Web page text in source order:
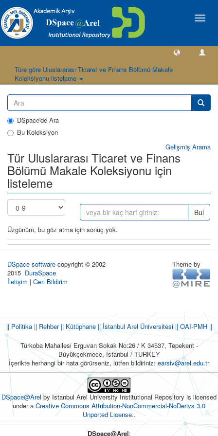
Geçiş
Türe göre Uluslararası Ticaret ve Finans Bölümü Makale
Koleksiyonu listeleme
DSpace'de Ara
Bu Koleksiyon
Gelişmiş Arama
Tür Uluslararası Ticaret ve Finans
Bölümü Makale Koleksiyonu için
listeleme
Bul
Üzgünüm, bu göz atma için sonuç yok.
DSpace software copyright © 2002-
2015 DuraSpace
İletişim | Geri Bildirim
Theme by
|| Politika|| Rehber|| Kütüphane|| İstanbul Arel Üniversitesi ||OAI-PMH ||
Türkoba Mahallesi Erguvan Sokak No:26 / K 34537, Tepekent -
Büyükçekmece, İstanbul / TURKEY
İçerikte herhangi bir hata görürseniz, lütfen bildiriniz:earsiv@arel.edu.tr
DSpace@Arel by Istanbul Arel University Institutional Repository is licensed
under a Creative Commons Attribution-NonCommercial-NoDerivs 3.0
Unported License..
DSpace@Arel: